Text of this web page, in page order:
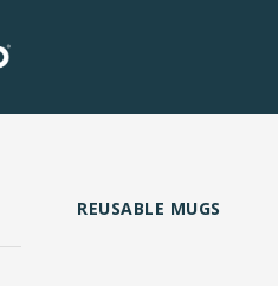
REUSABLE MUGS